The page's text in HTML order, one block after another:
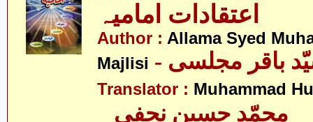
اعتقادات امامیہ
Author : Allama Syed
Majlisi
Translator : Muhammad